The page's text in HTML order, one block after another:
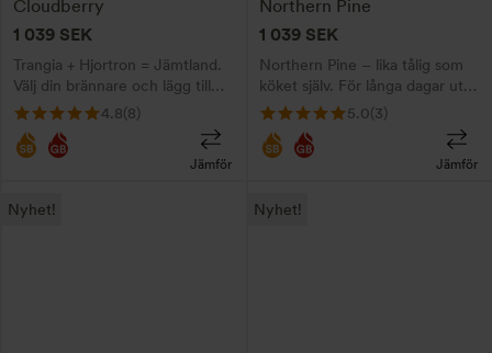
Cloudberry
1 039 SEK
Trangia + Hjortron = Jämtland.
Välj din brännare och lägg till
gravyr här!
4.8(8)
alternativen
kan
väljas
på
produktsidan
Jämför
Northern Pine
1 039 SEK
Northern Pine – lika tålig som
köket själv. För långa dagar ute.
Välj din brännare!
5.0(3)
alternativen
kan
väljas
på
produktsidan
Jämför
Nyhet!
här
Nyhet!
här